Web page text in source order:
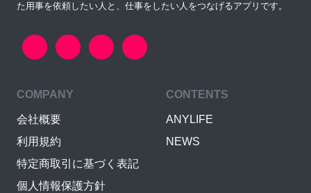
た用事を依頼したい人と、仕事をしたい人をつなげるアプリです。
COMPANY
会社概要
利用規約
特定商取引に基づく表記
個人情報保護方針
CONTENTS
ANYLIFE
NEWS